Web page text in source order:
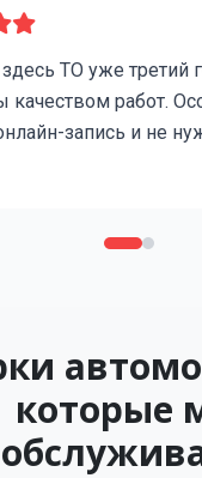
ТО уже третий
качеством работ.
запись и не
которые